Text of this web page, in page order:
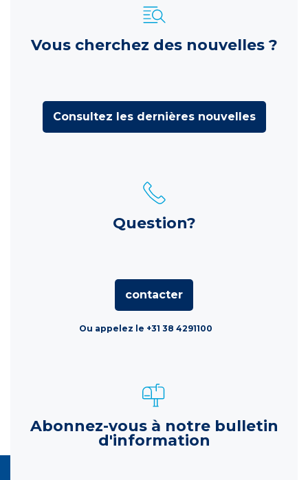
Vous cherchez des nouvelles ?
Consultez les dernières nouvelles
Question?
contacter
Ou appelez le +31 38 4291100
Abonnez-vous à notre bulletin
d'information